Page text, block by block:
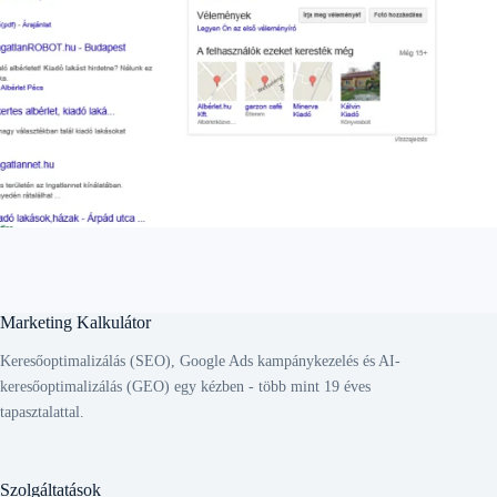
Marketing Kalkulátor
Keresőoptimalizálás (SEO), Google Ads kampánykezelés és AI-
keresőoptimalizálás (GEO) egy kézben - több mint 19 éves
tapasztalattal.
Szolgáltatások